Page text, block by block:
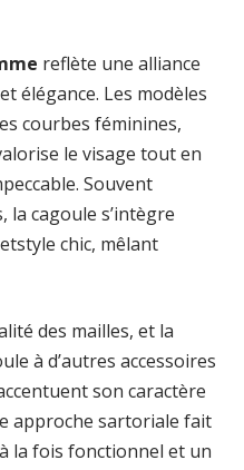
reflète une alliance
élégance. Les modèles
courbes féminines,
le visage tout en
Souvent
la cagoule s’intègre
chic, mêlant
des mailles, et la
à d’autres accessoires
son caractère
approche sartoriale fait
la fois fonctionnel et un